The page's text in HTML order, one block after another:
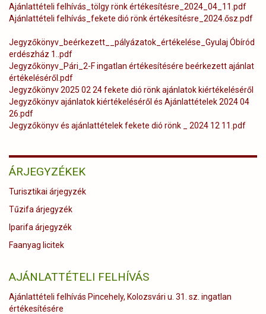
Ajánlattételi felhívás_tölgy rönk értékesítésre_2024_04_11.pdf
Ajánlattételi felhívás_fekete dió rönk értékesítésre_2024.ősz.pdf
Jegyzőkönyv_beérkezett__pályázatok_értékelése_Gyulaj Óbíród
erdészház 1..pdf
Jegyzőkönyv_Pári_2-F ingatlan értékesítésére beérkezett ajánlat
értékeléséről.pdf
Jegyzőkönyv 2025 02 24 fekete dió rönk ajánlatok kiértékeléséről
Jegyzőkönyv ajánlatok kiértékeléséről és Ajánlattételek 2024 04
26.pdf
Jegyzőkönyv és ajánlattételek fekete dió rönk _ 2024 12 11.pdf
ÁRJEGYZÉKEK
Turisztikai árjegyzék
Tűzifa árjegyzék
Iparifa árjegyzék
Faanyag licitek
AJÁNLATTÉTELI FELHÍVÁS
Ajánlattételi felhívás Pincehely, Kolozsvári u. 31. sz. ingatlan
értékesítésére